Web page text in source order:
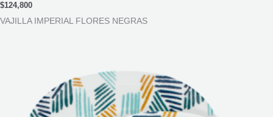
$124,800
VAJILLA IMPERIAL FLORES NEGRAS